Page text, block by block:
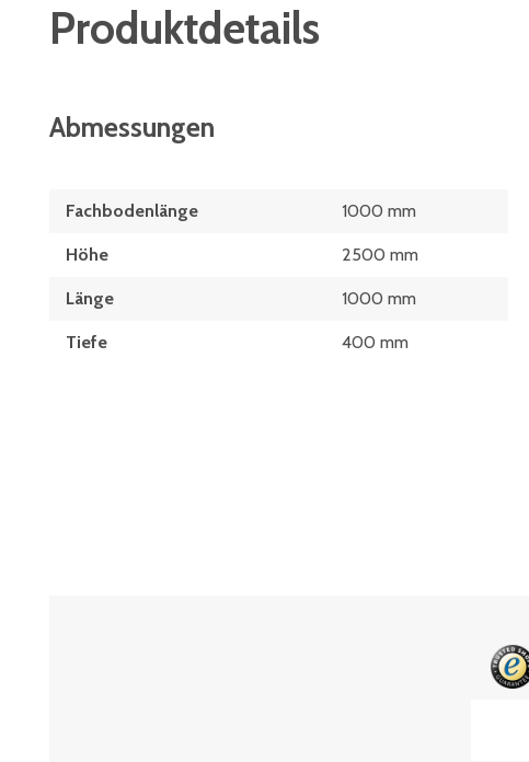
schneller und einfacher Aufbau durch
Fachböden im Raster von 25 mm
Produktdetails
Abmessungen
Fachbodenlänge 1000 mm
Höhe 2500 mm
Länge 1000 mm
Tiefe 400 mm